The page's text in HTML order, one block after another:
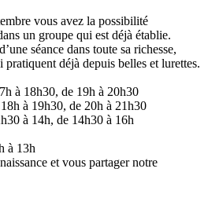
vous avez la possibilité
un groupe qui est déjà établie.
séance dans toute sa richesse,
pratiquent déjà depuis belles et lurettes.
à 18h30, de 19h à 20h30
à 19h30, de 20h à 21h30
à 14h, de 14h30 à 16h
à 13h
et vous partager notre